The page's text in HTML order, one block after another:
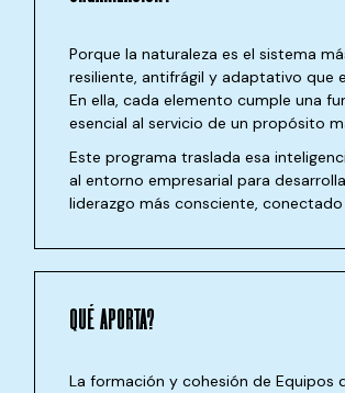
Porque la naturaleza es el sistema
resiliente, antifrágil y adaptativo que
En ella, cada elemento cumple una
esencial al servicio de un propósito
Este programa traslada esa
al entorno empresarial para
liderazgo más consciente,
QUÉ APORTA?
La formación y cohesión de Equipos